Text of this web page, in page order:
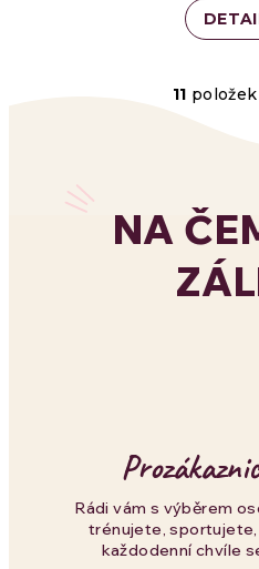
r
11
NA
Rádi vám s výběrem
trénujete, sportujete,
každodenní chvíle